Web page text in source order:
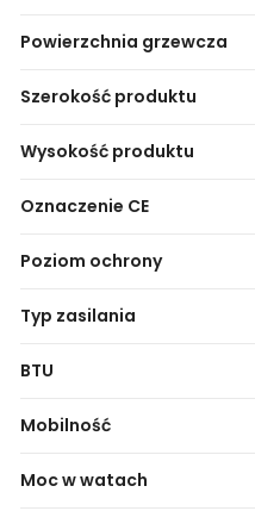
Powierzchnia grzewcza
Szerokość produktu
Wysokość produktu
Oznaczenie CE
Poziom ochrony
Typ zasilania
BTU
Mobilność
Moc w watach